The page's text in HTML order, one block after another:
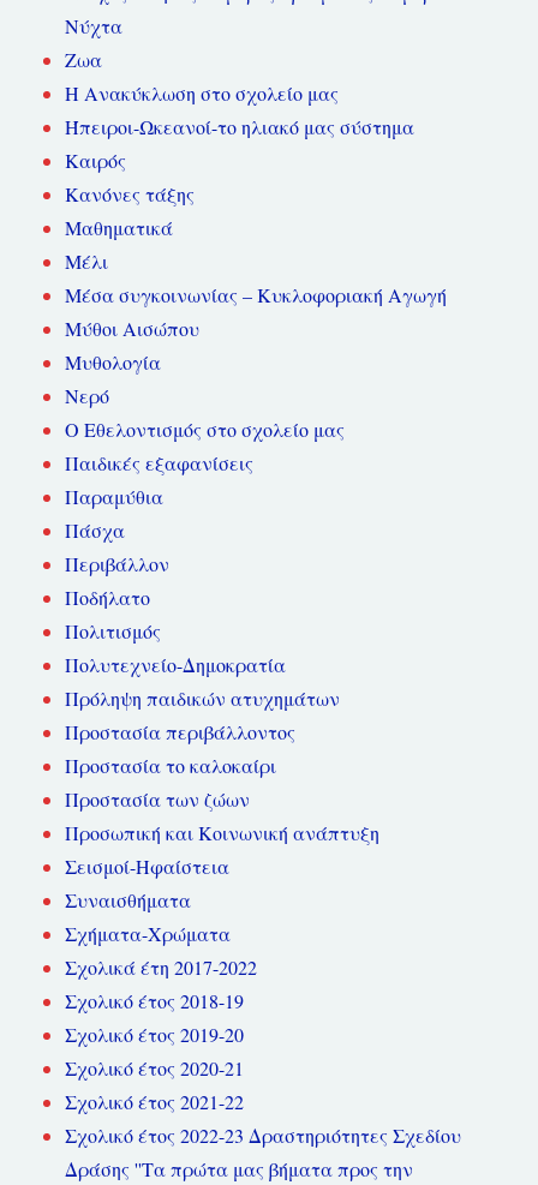
Νύχτα
Ζωα
Η Ανακύκλωση στο σχολείο μας
Ήπειροι-Ωκεανοί-το ηλιακό μας σύστημα
Καιρός
Κανόνες τάξης
Μαθηματικά
Μέλι
Μέσα συγκοινωνίας – Κυκλοφοριακή Αγωγή
Μύθοι Αισώπου
Μυθολογία
Νερό
Ο Εθελοντισμός στο σχολείο μας
Παιδικές εξαφανίσεις
Παραμύθια
Πάσχα
Περιβάλλον
Ποδήλατο
Πολιτισμός
Πολυτεχνείο-Δημοκρατία
Πρόληψη παιδικών ατυχημάτων
Προστασία περιβάλλοντος
Προστασία το καλοκαίρι
Προστασία των ζώων
Προσωπική και Κοινωνική ανάπτυξη
Σεισμοί-Ηφαίστεια
Συναισθήματα
Σχήματα-Χρώματα
Σχολικά έτη 2017-2022
Σχολικό έτος 2018-19
Σχολικό έτος 2019-20
Σχολικό έτος 2020-21
Σχολικό έτος 2021-22
Σχολικό έτος 2022-23 Δραστηριότητες Σχεδίου
Δράσης ''Τα πρώτα μας βήματα προς την